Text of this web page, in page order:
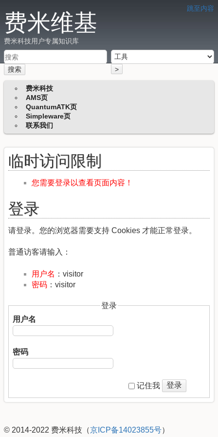
跳至内容
费米维基
费米科技用户专属知识库
搜索 >
费米科技
AMS页
QuantumATK页
Simpleware页
联系我们
临时访问限制
您需要登录以查看页面内容！
登录
请登录。您的浏览器需要支持 Cookies 才能正常登录。
普通访客请输入：
用户名 ：visitor
密码 ：visitor
登录
用户名
密码
记住我 登录
© 2014-2022 费米科技（京ICP备14023855号）